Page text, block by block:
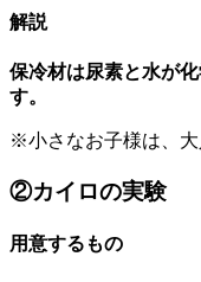
解説
保冷材は尿素と水が
す。
※小さなお子様は、大
②カイロの実験
用意するもの